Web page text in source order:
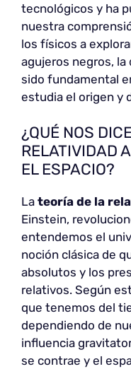
tecnológicos y ha
nuestra
los físicos a
agujeros negros,
sido fundamental
estudia el origen y
¿QUÉ NOS
RELATIVIDAD
EL ESPACIO?
La teoría de la
Einstein,
entendemos el
noción clásica de
absolutos y los
relativos. Según
que tenemos del
dependiendo de
influencia
se contrae y el